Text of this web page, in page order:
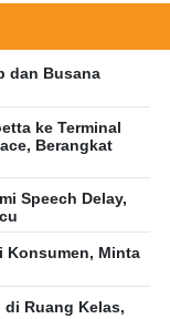
dan Busana
ke Terminal
Berangkat
Speech Delay,
Konsumen, Minta
Ruang Kelas,